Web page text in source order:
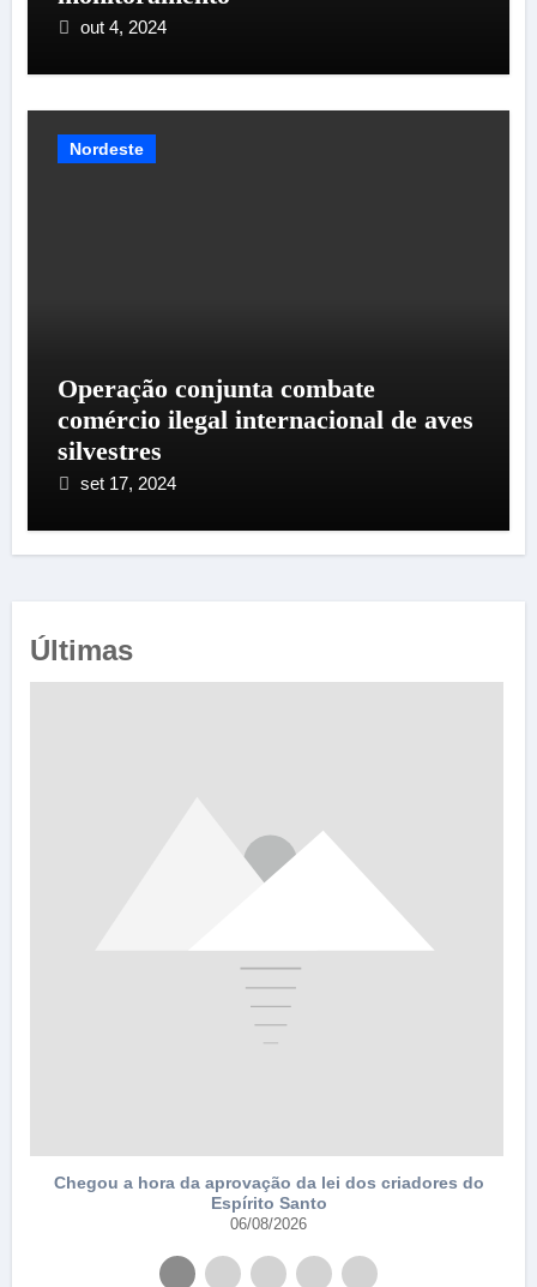
out 4, 2024
Nordeste
Operação conjunta combate
comércio ilegal internacional de aves
silvestres
set 17, 2024
Últimas
Chegou a hora da aprovação da lei dos criadores do
Espírito Santo
06/08/2026